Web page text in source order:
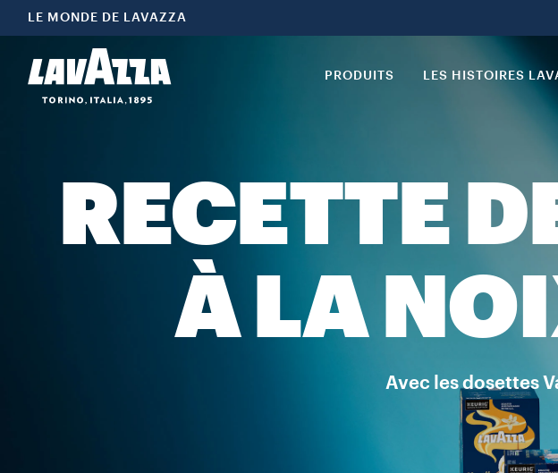
LE MONDE DE LAVAZZA
PRODUITS LES HISTOIRES
RECETTE
À LA
Avec les dosettes